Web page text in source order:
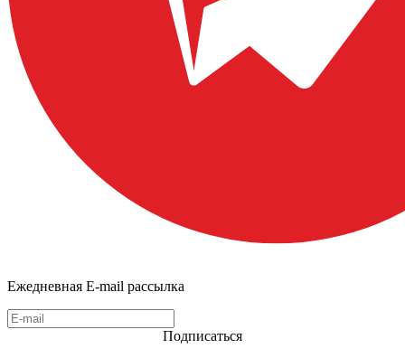
Ежедневная E-mail рассылка
Подписаться